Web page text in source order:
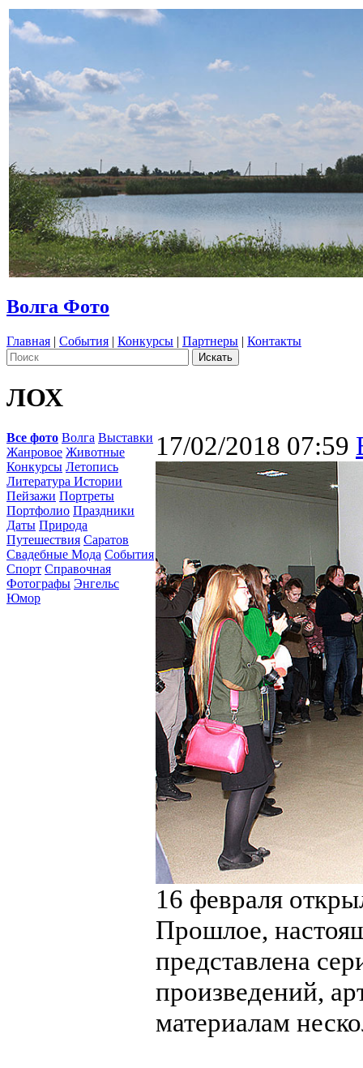
Волга Фото
Главная | События | Конкурсы | Партнеры | Контакты
ЛОХ
Все фото Волга Выставки
Жанровое Животные
Конкурсы Летопись
Литература Истории
Пейзажи Портреты
Портфолио Праздники
Даты Природа
Путешествия Саратов
Свадебные Мода События
Спорт Справочная
Фотографы Энгельс
Юмор
17/02/2018 07:59
16 февраля
Прошлое,
представлена
произведений,
материалам